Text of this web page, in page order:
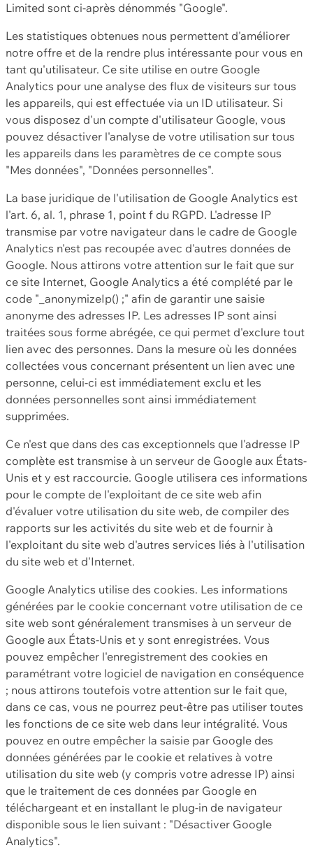
Limited sont ci-après dénommés "Google".
Les statistiques obtenues nous permettent d'améliorer
notre offre et de la rendre plus intéressante pour vous en
tant qu'utilisateur. Ce site utilise en outre Google
Analytics pour une analyse des flux de visiteurs sur tous
les appareils, qui est effectuée via un ID utilisateur. Si
vous disposez d'un compte d'utilisateur Google, vous
pouvez désactiver l'analyse de votre utilisation sur tous
les appareils dans les paramètres de ce compte sous
"Mes données", "Données personnelles".
La base juridique de l'utilisation de Google Analytics est
l'art. 6, al. 1, phrase 1, point f du RGPD. L'adresse IP
transmise par votre navigateur dans le cadre de Google
Analytics n'est pas recoupée avec d'autres données de
Google. Nous attirons votre attention sur le fait que sur
ce site Internet, Google Analytics a été complété par le
code "_anonymizeIp() ;" afin de garantir une saisie
anonyme des adresses IP. Les adresses IP sont ainsi
traitées sous forme abrégée, ce qui permet d'exclure tout
lien avec des personnes. Dans la mesure où les données
collectées vous concernant présentent un lien avec une
personne, celui-ci est immédiatement exclu et les
données personnelles sont ainsi immédiatement
supprimées.
Ce n'est que dans des cas exceptionnels que l'adresse IP
complète est transmise à un serveur de Google aux États-
Unis et y est raccourcie. Google utilisera ces informations
pour le compte de l'exploitant de ce site web afin
d'évaluer votre utilisation du site web, de compiler des
rapports sur les activités du site web et de fournir à
l'exploitant du site web d'autres services liés à l'utilisation
du site web et d'Internet.
Google Analytics utilise des cookies. Les informations
générées par le cookie concernant votre utilisation de ce
site web sont généralement transmises à un serveur de
Google aux États-Unis et y sont enregistrées. Vous
pouvez empêcher l'enregistrement des cookies en
paramétrant votre logiciel de navigation en conséquence
; nous attirons toutefois votre attention sur le fait que,
dans ce cas, vous ne pourrez peut-être pas utiliser toutes
les fonctions de ce site web dans leur intégralité. Vous
pouvez en outre empêcher la saisie par Google des
données générées par le cookie et relatives à votre
utilisation du site web (y compris votre adresse IP) ainsi
que le traitement de ces données par Google en
téléchargeant et en installant le plug-in de navigateur
disponible sous le lien suivant : "Désactiver Google
Analytics".